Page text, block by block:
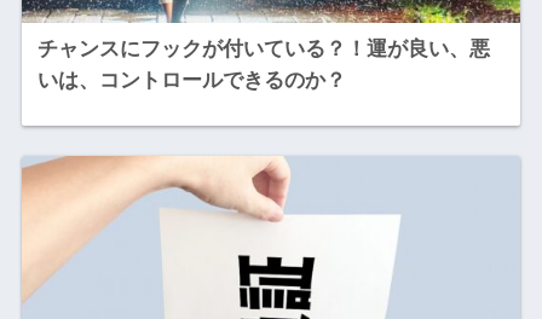
チャンスにフックが付いている？！運が良い、悪
いは、コントロールできるのか？